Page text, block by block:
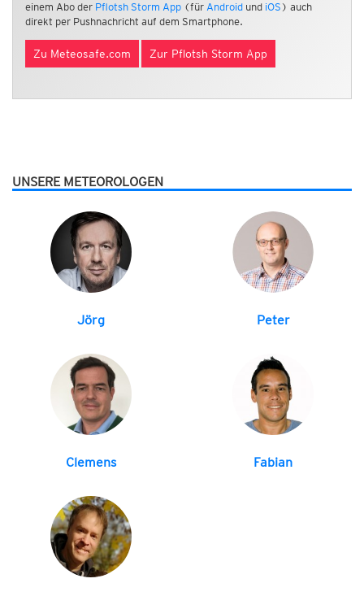
einem Abo der Pflotsh Storm App (für Android und iOS ) auch
direkt per Pushnachricht auf dem Smartphone.
Zu Meteosafe.com Zur Pflotsh Storm App
UNSERE METEOROLOGEN
Jörg Peter
Clemens Fabian